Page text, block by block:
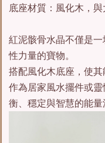
底座材質：風化木，
紅泥骸骨水晶不僅是
性力量的寶物。
搭配風化木底座，使
作為居家風水擺件或
衡、穩定與智慧的能量